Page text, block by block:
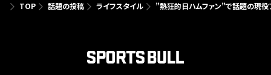
TOP 話題の投稿 ライフスタイル ”熱狂的日ハムファン”で話題の現